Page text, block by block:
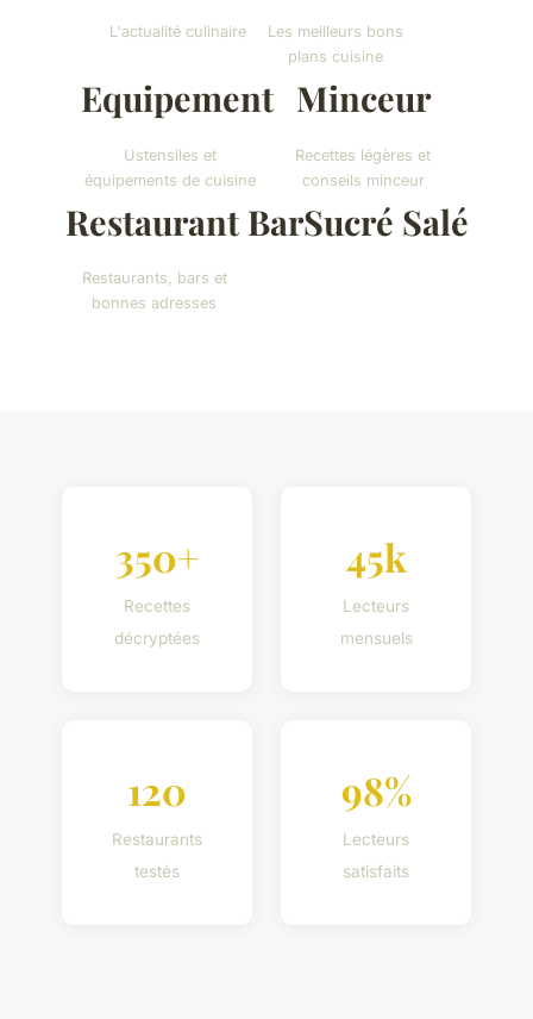
L'actualité culinaire
Les meilleurs bons
plans cuisine
Equipement
Ustensiles et
équipements de cuisine
Minceur
Recettes légères et
conseils minceur
Restaurant Bar
Restaurants, bars et
bonnes adresses
Sucré Salé
350+
Recettes
décryptées
45k
Lecteurs
mensuels
120
Restaurants
testés
98%
Lecteurs
satisfaits